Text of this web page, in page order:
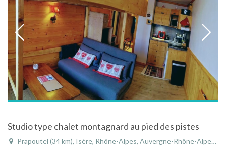
Studio type chalet montagnard au pied des pistes
Prapoutel (34 km), Isère, Rhône-Alpes, Auvergne-Rhône-Alpes, France